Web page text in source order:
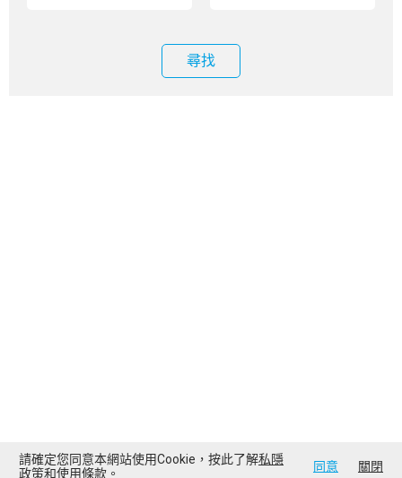
尋找
請確定您同意本網站使用Cookie，按此了解私隱
政策和使用條款 。 同意 關閉